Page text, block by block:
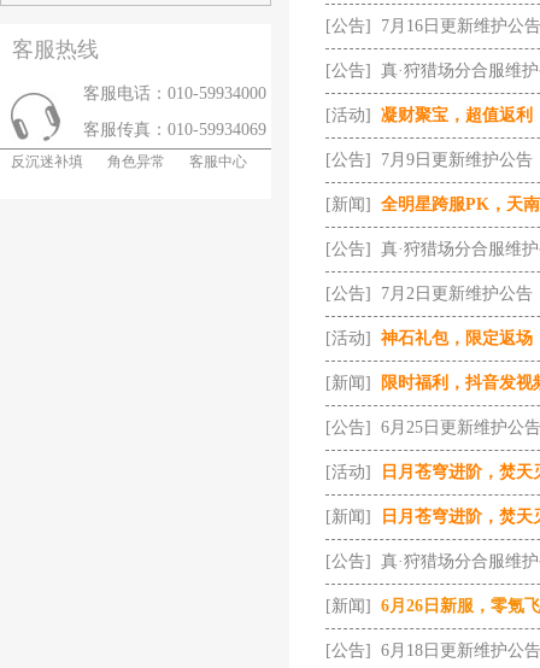
客服热线
客服电话：010-59934000
客服传真：010-59934069
反沉迷补填 角色异常 客服中心
[公告] 7月16日更新维护公告
[公告] 真·狩猎场分合服维
[活动] 凝财聚宝，超值返利
[公告] 7月9日更新维护公告
[新闻] 全明星跨服PK，天
[公告] 真·狩猎场分合服维
[公告] 7月2日更新维护公告
[活动] 神石礼包，限定返场
[新闻] 限时福利，抖音发视
[公告] 6月25日更新维护公告
[活动] 日月苍穹进阶，焚天
[新闻] 日月苍穹进阶，焚天
[公告] 真·狩猎场分合服维
[新闻] 6月26日新服，零氪
[公告] 6月18日更新维护公告